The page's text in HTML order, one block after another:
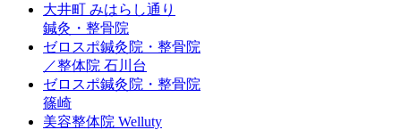
大井町 みはらし通り
鍼灸・整骨院
ゼロスポ鍼灸院・整骨院
／整体院 石川台
ゼロスポ鍼灸院・整骨院
篠崎
美容整体院 Welluty